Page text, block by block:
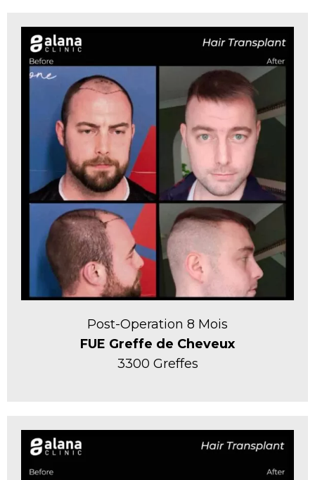
Post-Operation 8 Mois
FUE Greffe de Cheveux
3300 Greffes